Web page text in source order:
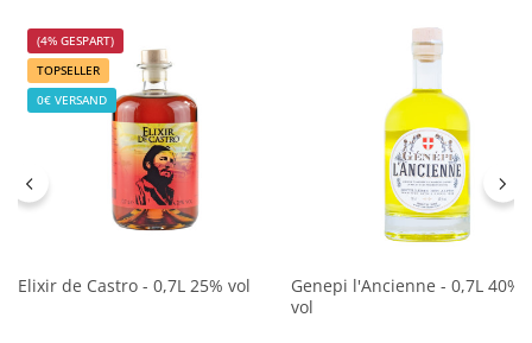
(4% GESPART)
TOPSELLER
0€ VERSAND
Elixir de Castro - 0,7L 25% vol
Genepi l'Ancienne - 0,7L 40%
vol